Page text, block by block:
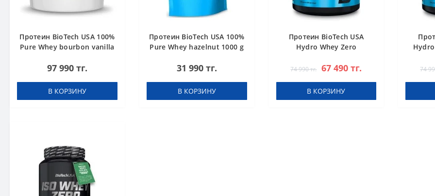
Протеин BioTech USA 100%
Pure Whey bourbon vanilla
97 990 тг.
В КОРЗИНУ
Протеин BioTech USA 100%
Pure Whey hazelnut 1000 g
31 990 тг.
В КОРЗИНУ
Протеин BioTech USA
Hydro Whey Zero
74 990 тг. 67 490 тг.
В КОРЗИНУ
74